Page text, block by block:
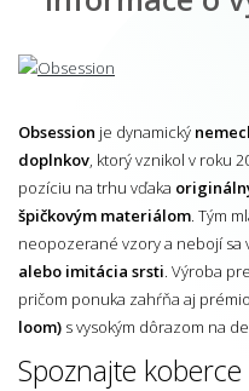
Obsession je dynamický
doplnkov, ktorý vznikol v roku
pozíciu na trhu vďaka
špičkovým materiálom. Tým
neopozerané vzory a nebojí sa
alebo imitácia srsti. Výroba
pričom ponuka zahŕňa aj
loom) s vysokým dôrazom na
Spoznajte